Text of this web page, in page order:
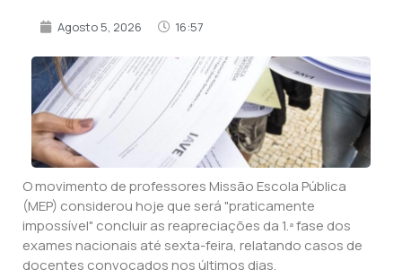
Agosto 5, 2026 16:57
O movimento de professores Missão Escola Pública
(MEP) considerou hoje que será "praticamente
impossível" concluir as reapreciações da 1.ª fase dos
exames nacionais até sexta-feira, relatando casos de
docentes convocados nos últimos dias.